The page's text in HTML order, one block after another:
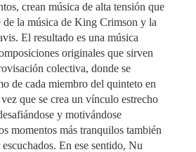
crean música de alta tensión que
de la música de King Crimson y la
El resultado es una música
originales que sirven
colectiva, donde se
de cada miembro del quinteto en
que se crea un vínculo estrecho
y motivándose
momentos más tranquilos también
En ese sentido, Nu